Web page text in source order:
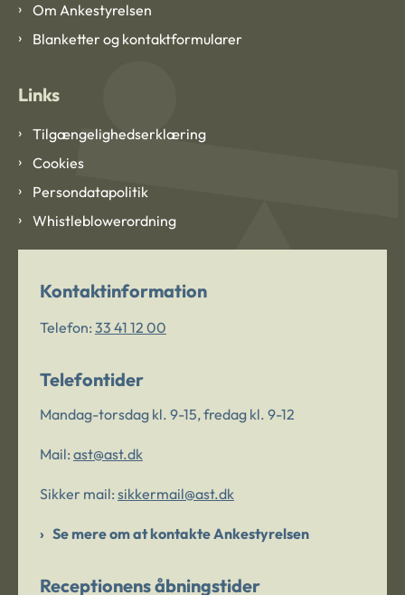
Om Ankestyrelsen
Blanketter og kontaktformularer
Links
Tilgængelighedserklæring
Cookies
Persondatapolitik
Whistleblowerordning
Kontaktinformation
Telefon: 33 41 12 00
Telefontider
Mandag-torsdag kl. 9-15, fredag kl. 9-12
Mail: ast@ast.dk
Sikker mail: sikkermail@ast.dk
Se mere om at kontakte Ankestyrelsen
Receptionens åbningstider